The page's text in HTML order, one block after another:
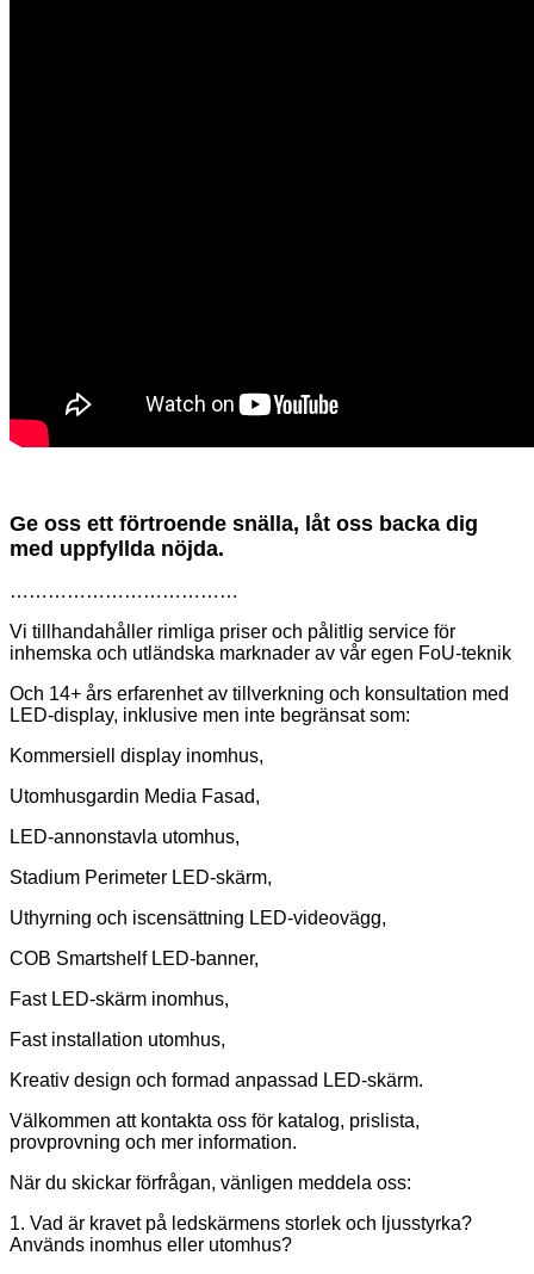
Ge oss ett förtroende snälla, låt oss backa dig
med uppfyllda nöjda.
………………………………
Vi tillhandahåller rimliga priser och pålitlig service för
inhemska och utländska marknader av vår egen FoU-teknik
Och 14+ års erfarenhet av tillverkning och konsultation med
LED-display, inklusive men inte begränsat som:
Kommersiell display inomhus,
Utomhusgardin Media Fasad,
LED-annonstavla utomhus,
Stadium Perimeter LED-skärm,
Uthyrning och iscensättning LED-videovägg,
COB Smartshelf LED-banner,
Fast LED-skärm inomhus,
Fast installation utomhus,
Kreativ design och formad anpassad LED-skärm.
Välkommen att kontakta oss för katalog, prislista,
provprovning och mer information.
När du skickar förfrågan, vänligen meddela oss:
1. Vad är kravet på ledskärmens storlek och ljusstyrka?
Används inomhus eller utomhus?